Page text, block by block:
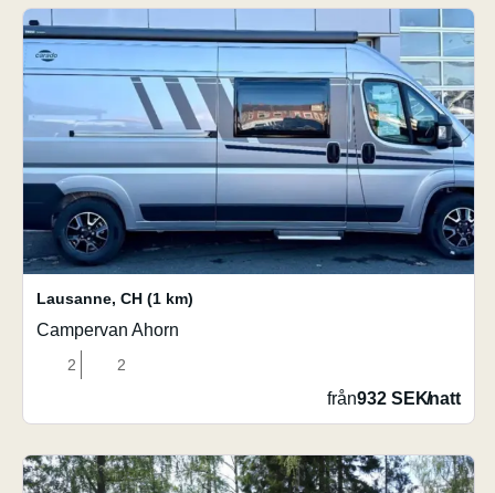
Lausanne, CH (1 km)
Campervan Ahorn
2 2
från932 SEK/natt